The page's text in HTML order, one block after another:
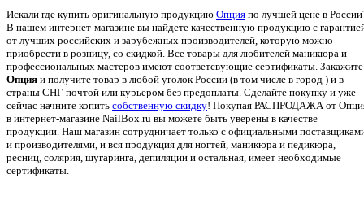
Искали где купить оригинальную продукцию Опция по лучшей цене в
В нашем интернет-магазине вы найдете качественную продукцию с
от лучших российских и зарубежных производителей, которую можно
приобрести в розницу, со скидкой. Все товары для любителей маникюра и
профессиональных мастеров имеют соответсвующие сертификаты. Закажите
Опция и получите товар в любой уголок России (в том числе в город ) и в
страны СНГ почтой или курьером без предоплаты. Сделайте покупку и уже
сейчас начните копить собственную скидку! Покупая РАСПРОДАЖА от
в интернет-магазине NailBox.ru вы можете быть уверены в качестве
продукции. Наш магазин сотрудничает только с официальными
и производителями, и вся продукция для ногтей, маникюра и педикюра,
ресниц, солярия, шугаринга, депиляции и остальная, имеет необходимые
сертификаты.